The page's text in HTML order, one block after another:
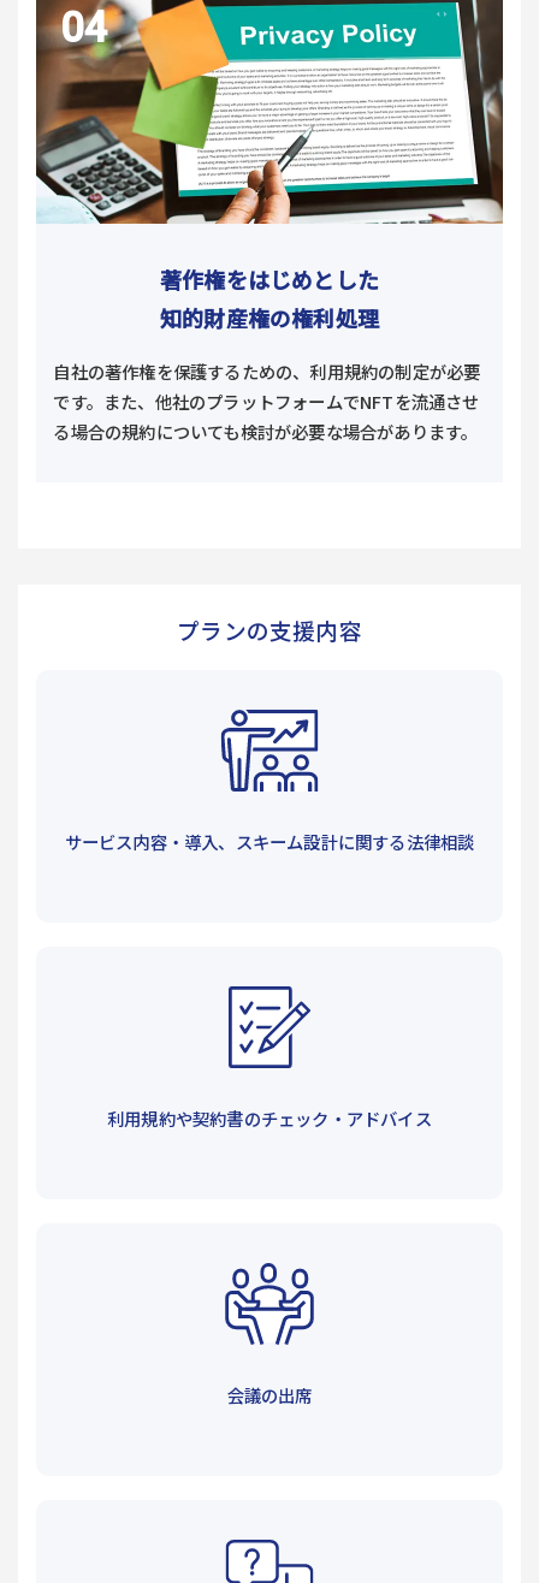
著作権をはじめとした
知的財産権の権利処理
自社の著作権を保護するための、利用規約の制定が必要
です。また、他社のプラットフォームでNFTを流通させ
る場合の規約についても検討が必要な場合があります。
プランの支援内容
サービス内容・導入、スキーム設計に関する法律相談
利用規約や契約書のチェック・アドバイス
会議の出席